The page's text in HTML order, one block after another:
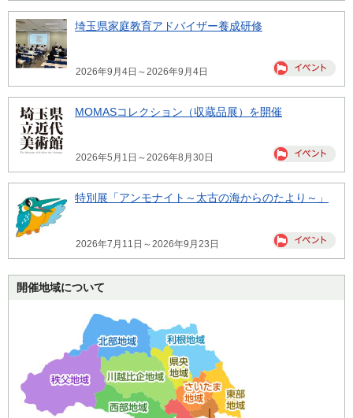
埼玉県家庭教育アドバイザー養成研修
2026年9月4日～2026年9月4日
MOMASコレクション（収蔵品展）を開催
2026年5月1日～2026年8月30日
特別展「アンモナイト～太古の海からのたより～」
2026年7月11日～2026年9月23日
開催地域について